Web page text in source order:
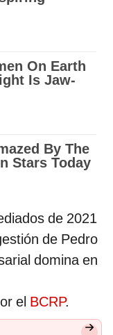
de 2021
de Pedro
domina en
el BCRP.